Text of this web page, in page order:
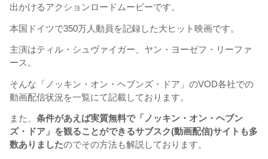
出かけるアクションロードムービーです。
本国ドイツで350万人動員を記録した大ヒット映画です。
主演はティル・シュヴァイガー、ヤン・ヨーゼフ・リーファ
ース。
そんな「ノッキン・オン・ヘブンズ・ドア」のVOD各社での
動画配信状況を一覧にて記載しております。
また、 条件があえば実質無料で「ノッキン・オン・ヘブン
ズ・ドア」を観ることができるサブスク(動画配信)サイトも多
数ありましたのでその方法も解説しております。